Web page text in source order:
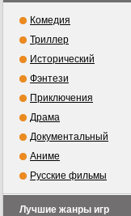
Комедия
Триллер
Исторический
Фэнтези
Приключения
Драма
Документальный
Аниме
Русские фильмы
Лучшие жанры игр